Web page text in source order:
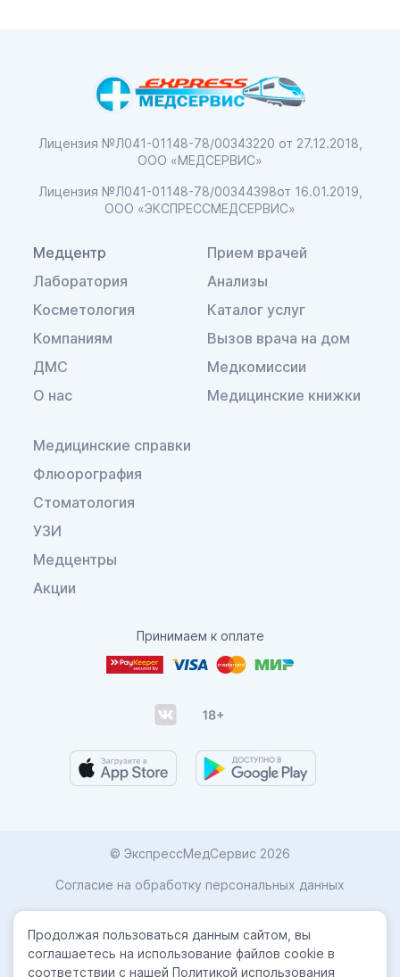
Лицензия №Л041-01148-78/00343220 от 27.12.2018,
ООО «МЕДСЕРВИС»
Лицензия №Л041-01148-78/00344398от 16.01.2019,
ООО «ЭКСПРЕССМЕДСЕРВИС»
Медцентр
Лаборатория
Косметология
Компаниям
ДМС
О нас
Прием врачей
Анализы
Каталог услуг
Вызов врача на дом
Медкомиссии
Медицинские книжки
Медицинские справки
Флюорография
Стоматология
УЗИ
Медцентры
Акции
Принимаем к оплате
© ЭкспрессМедСервис 2026
Согласие на обработку персональных данных
Карта сайта
Политика конфиденциальности
Продолжая пользоваться данным сайтом, вы
соглашаетесь на использование файлов cookie в
соответствии с нашей Политикой использования